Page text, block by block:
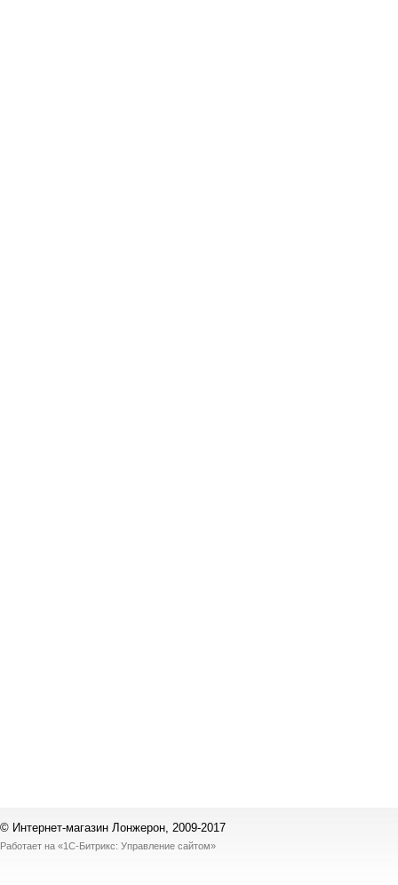
© Интернет-магазин Лонжерон, 2009-2017
Работает на «1С-Битрикс: Управление сайтом»